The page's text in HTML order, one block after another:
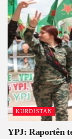
KURDISTAN
YPJ: Raportên